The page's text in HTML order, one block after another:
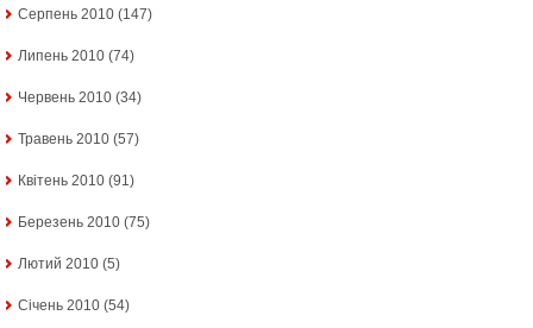
Серпень 2010 (147)
Липень 2010 (74)
Червень 2010 (34)
Травень 2010 (57)
Квітень 2010 (91)
Березень 2010 (75)
Лютий 2010 (5)
Січень 2010 (54)